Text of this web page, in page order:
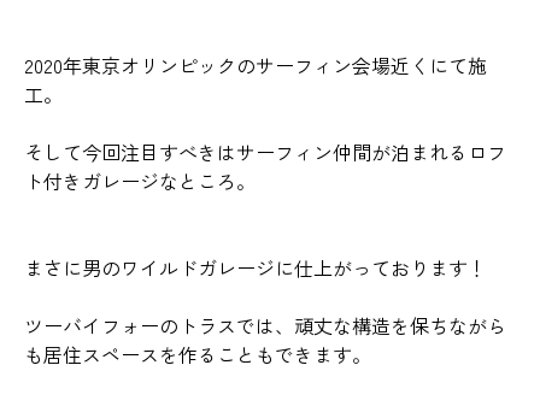
2020年東京オリンピックのサーフィン会場近くにて施
工。
そして今回注目すべきはサーフィン仲間が泊まれるロフ
ト付きガレージなところ。
まさに男のワイルドガレージに仕上がっております！
ツーバイフォーのトラスでは、頑丈な構造を保ちながら
も居住スペースを作ることもできます。